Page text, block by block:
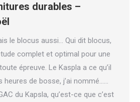
durables –
le blocus aussi… Qui dit blocus,
complet et optimal pour une
épreuve. Le Kaspla a ce qu’il
de bosse, j’ai nommé……
du Kapsla, qu’est-ce que c’est